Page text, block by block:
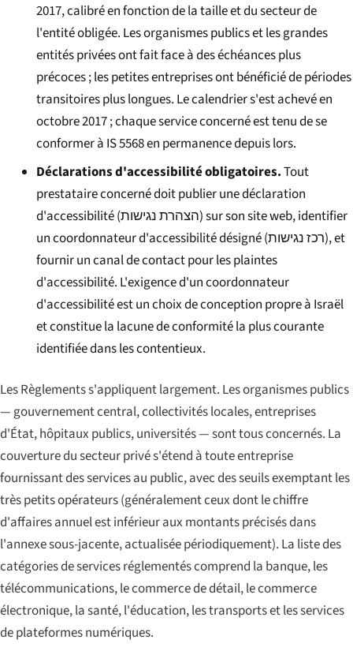
2017, calibré en fonction de la taille et du secteur de
l'entité obligée. Les organismes publics et les grandes
entités privées ont fait face à des échéances plus
précoces ; les petites entreprises ont bénéficié de périodes
transitoires plus longues. Le calendrier s'est achevé en
octobre 2017 ; chaque service concerné est tenu de se
conformer à IS 5568 en permanence depuis lors.
Déclarations d'accessibilité obligatoires.Tout
prestataire concerné doit publier une déclaration
d'accessibilité (הצהרת נגישות) sur son site web, identifier
un coordonnateur d'accessibilité désigné (רכז נגישות), et
fournir un canal de contact pour les plaintes
d'accessibilité. L'exigence d'un coordonnateur
d'accessibilité est un choix de conception propre à Israël
et constitue la lacune de conformité la plus courante
identifiée dans les contentieux.
Les Règlements s'appliquent largement. Les organismes publics
— gouvernement central, collectivités locales, entreprises
d'État, hôpitaux publics, universités — sont tous concernés. La
couverture du secteur privé s'étend à toute entreprise
fournissant des services au public, avec des seuils exemptant les
très petits opérateurs (généralement ceux dont le chiffre
d'affaires annuel est inférieur aux montants précisés dans
l'annexe sous-jacente, actualisée périodiquement). La liste des
catégories de services réglementés comprend la banque, les
télécommunications, le commerce de détail, le commerce
électronique, la santé, l'éducation, les transports et les services
de plateformes numériques.